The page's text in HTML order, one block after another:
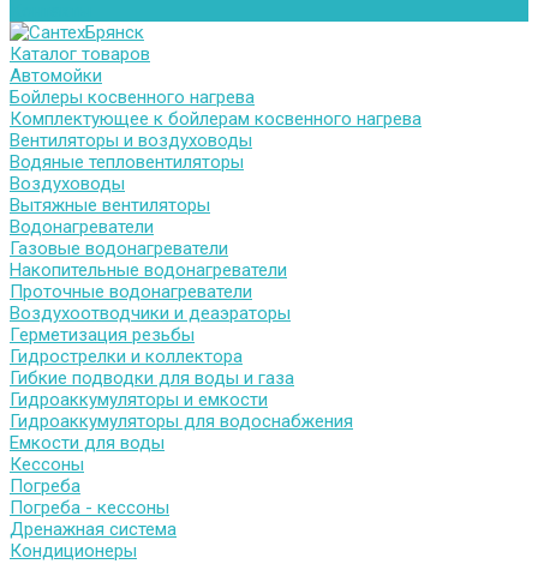
Каталог товаров
Автомойки
Бойлеры косвенного нагрева
Комплектующее к бойлерам косвенного нагрева
Вентиляторы и воздуховоды
Водяные тепловентиляторы
Воздуховоды
Вытяжные вентиляторы
Водонагреватели
Газовые водонагреватели
Накопительные водонагреватели
Проточные водонагреватели
Воздухоотводчики и деаэраторы
Герметизация резьбы
Гидрострелки и коллектора
Гибкие подводки для воды и газа
Гидроаккумуляторы и емкости
Гидроаккумуляторы для водоснабжения
Емкости для воды
Кессоны
Погреба
Погреба - кессоны
Дренажная система
Кондиционеры